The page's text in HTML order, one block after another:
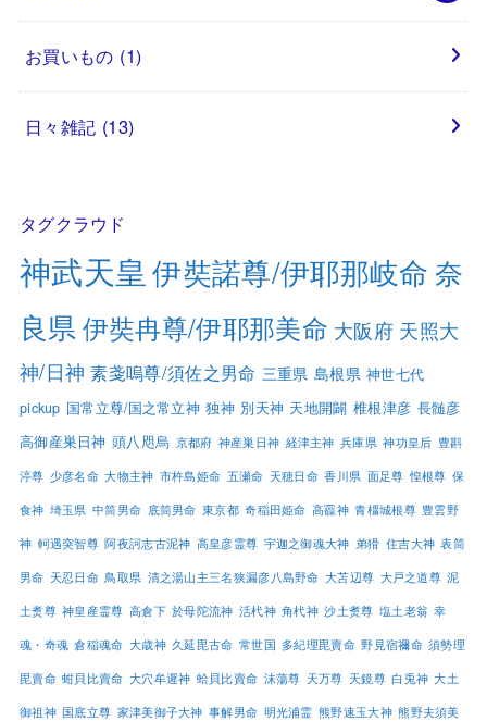
お買いもの (1)
日々雑記 (13)
タグクラウド
神武天皇 伊奘諾尊/伊耶那岐命 奈
良県 伊奘冉尊/伊耶那美命 大阪府 天照大
神/日神 素戔嗚尊/須佐之男命 三重県 島根県 神世七代
pickup 国常立尊/国之常立神 独神 別天神 天地開闢 椎根津彦 長髄彦
高御産巣日神 頭八咫烏 京都府 神産巣日神 経津主神 兵庫県 神功皇后 豊斟
渟尊 少彦名命 大物主神 市杵島姫命 五瀬命 天穂日命 香川県 面足尊 惶根尊 保
食神 埼玉県 中筒男命 底筒男命 東京都 奇稲田姫命 高龗神 青橿城根尊 豊雲野
神 軻遇突智尊 阿夜訶志古泥神 高皇彦霊尊 宇迦之御魂大神 弟猾 住吉大神 表筒
男命 天忍日命 鳥取県 清之湯山主三名狭漏彦八島野命 大苫辺尊 大戸之道尊 泥
土煑尊 神皇産霊尊 高倉下 於母陀流神 活杙神 角杙神 沙土煑尊 塩土老翁 幸
魂・奇魂 倉稲魂命 大歳神 久延毘古命 常世国 多紀理毘賣命 野見宿禰命 須勢理
毘賣命 蚶貝比賣命 大穴牟遲神 蛤貝比賣命 沫蕩尊 天万尊 天鏡尊 白兎神 大土
御祖神 国底立尊 家津美御子大神 事解男命 明光浦霊 熊野速玉大神 熊野夫須美